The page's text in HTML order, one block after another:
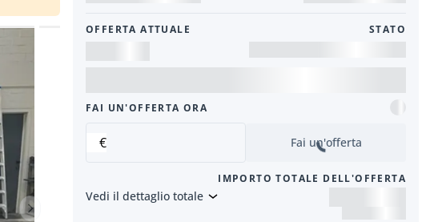
Articolo successivo
OFFERTA ATTUALE STATO
FAI UN'OFFERTA ORA
€ Fai un'offerta
IMPORTO TOTALE DELL'OFFERTA
Vedi il dettaglio totale